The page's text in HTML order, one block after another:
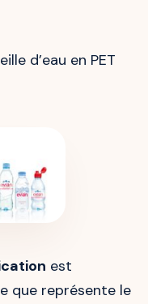
d’eau en PET
est
que représente le